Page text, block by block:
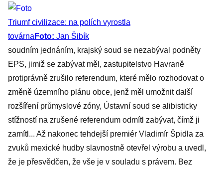
Triumf civilizace: na polích vyrostla
továrna Foto: Jan Šibík
soudním jednáním, krajský soud se nezabýval podněty
EPS, jimiž se zabývat měl, zastupitelstvo Havraně
protiprávně zrušilo referendum, které mělo rozhodovat o
změně územního plánu obce, jenž měl umožnit další
rozšíření průmyslové zóny, Ústavní soud se alibisticky
stížností na zrušené referendum odmítl zabývat, čímž ji
zamítl... Až nakonec tehdejší premiér Vladimír Špidla za
zvuků mexické hudby slavnostně otevřel výrobu a uvedl,
že je přesvědčen, že vše je v souladu s právem. Bez